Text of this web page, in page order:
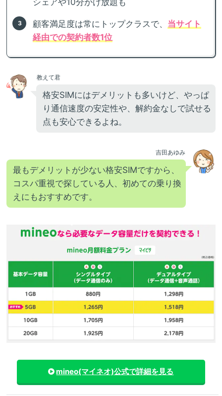
シェアや10分かけ放題も
顧客満足度は常にトップクラスで、 当サイト
経由での契約者数1位
教えて君
格安SIMにはデメリットも多いけど、やっぱ
り通信速度の安定性や、解約金なしで試せる
点も安心できるよね。
吉田あゆみ
最もデメリットが少ない格安SIMですから、
コスパ重視で探している人、初めての乗り換
えにもおすすめです。
mineo(マイネオ)公式で詳細を見る